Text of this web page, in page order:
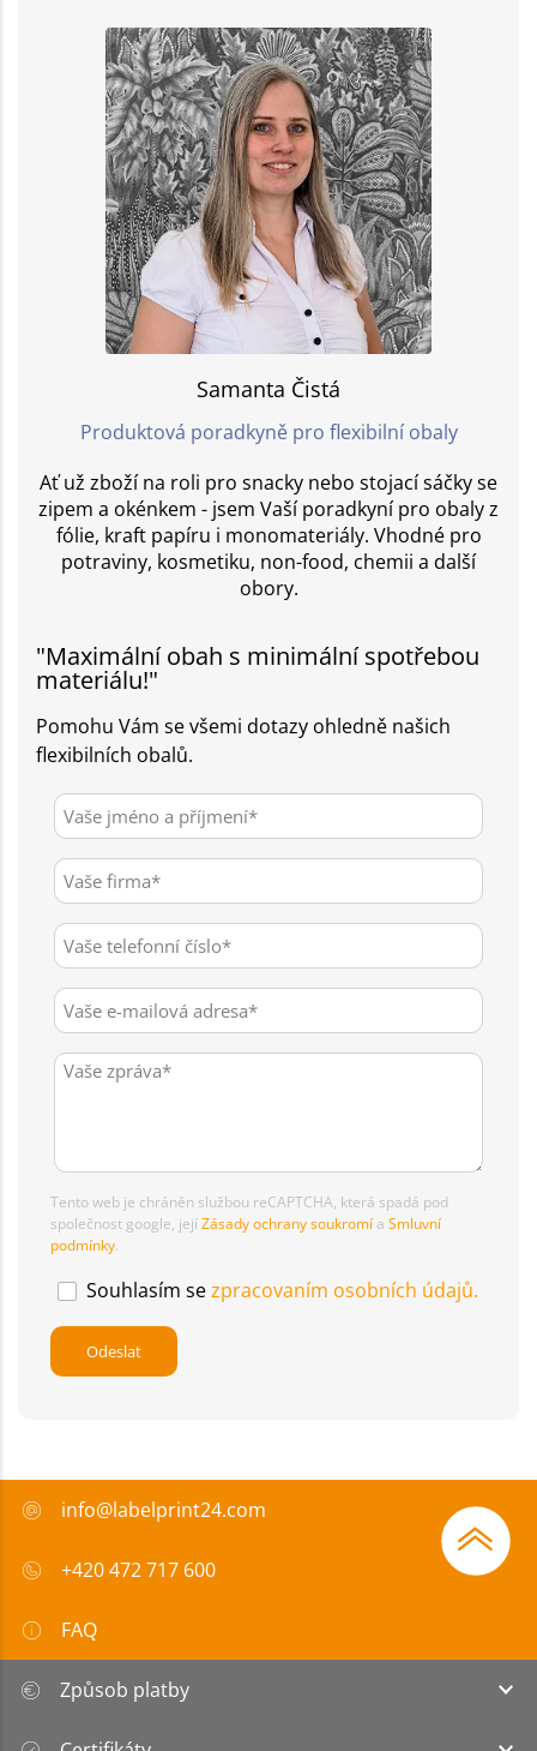
Samanta Čistá
Produktová poradkyně pro flexibilní obaly
Ať už zboží na roli pro snacky nebo stojací sáčky se
zipem a okénkem - jsem Vaší poradkyní pro obaly z
fólie, kraft papíru i monomateriály. Vhodné pro
potraviny, kosmetiku, non-food, chemii a další
obory.
"Maximální obah s minimální spotřebou
materiálu!"
Pomohu Vám se všemi dotazy ohledně našich
flexibilních obalů.
Tento web je chráněn službou reCAPTCHA, která spadá pod
společnost google, jejíZásady ochrany soukromí a Smluvní
podmínky.
Souhlasím sezpracovaním osobních údajů.
info@labelprint24.com
+420 472 717 600
FAQ
Způsob platby